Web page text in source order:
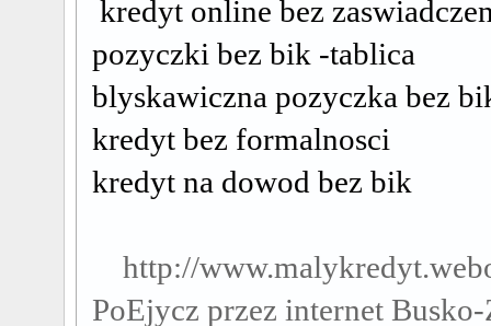
kredyt online bez
pozyczki bez bik -tablica
blyskawiczna pozyczka bez
kredyt bez formalnosci
kredyt na dowod bez bik
http://
PoЕјycz przez internet